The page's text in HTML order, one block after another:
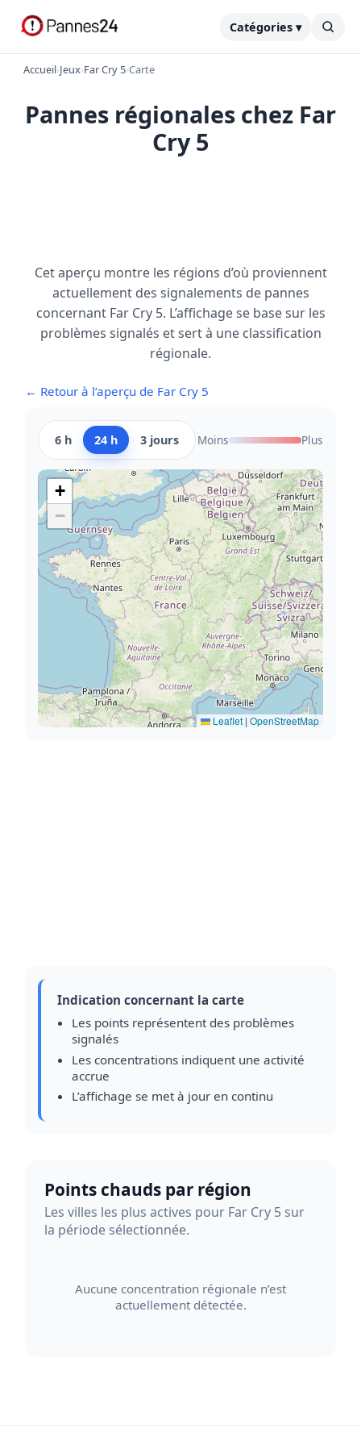
Catégories ▾
Accueil›Jeux›Far Cry 5›Carte
Pannes régionales chez Far
Cry 5
Cet aperçu montre les régions d’où proviennent
actuellement des signalements de pannes
concernant Far Cry 5. L’affichage se base sur les
problèmes signalés et sert à une classification
régionale.
← Retour à l’aperçu de Far Cry 5
6 h 24 h 3 jours Moins Plus
+
−
Leaflet | OpenStreetMap
Indication concernant la carte
Les points représentent des problèmes
signalés
Les concentrations indiquent une activité
accrue
L’affichage se met à jour en continu
Points chauds par région
Les villes les plus actives pour Far Cry 5 sur
la période sélectionnée.
Aucune concentration régionale n’est
actuellement détectée.